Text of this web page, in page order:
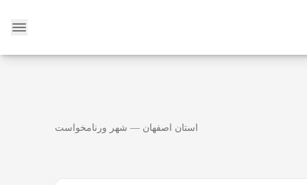
استان اصفهان — شهر ورنامخواست